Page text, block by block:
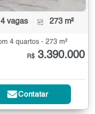
4 vagas 273 m²
4 quartos - 273 m²
R$ 3.390.000
Contatar